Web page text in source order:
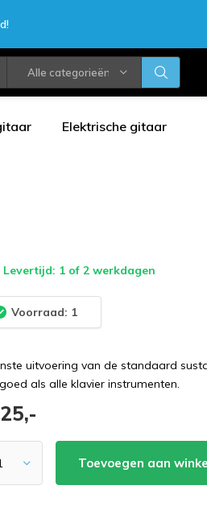
Alle categorieën
Elektrische gitaar
Levertijd: 1 of 2 werkdagen
Voorraad: 1
uitvoering van de standaard
als alle klavier instrumenten.
Toevoegen aan